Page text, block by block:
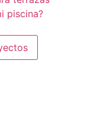
piscina?